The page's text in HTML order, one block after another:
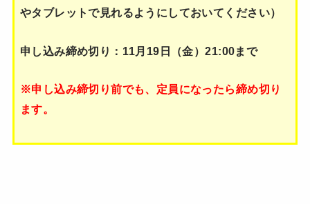
やタブレットで見れるようにしておいてください）
申し込み締め切り：11月19日（金）21:00まで
※申し込み締切り前でも、定員になったら締め切り
ます。